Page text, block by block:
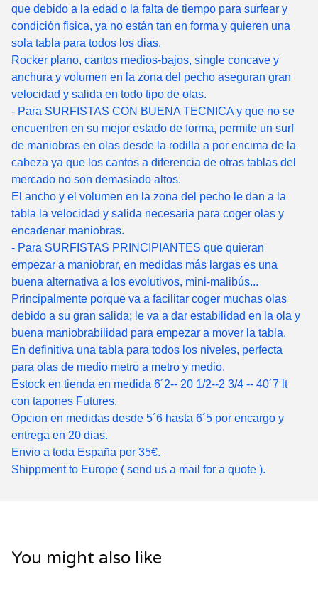
que debido a la edad o la falta de tiempo para surfear y
condición fisica, ya no están tan en forma y quieren una
sola tabla para todos los dias.
Rocker plano, cantos medios-bajos, single concave y
anchura y volumen en la zona del pecho aseguran gran
velocidad y salida en todo tipo de olas.
- Para SURFISTAS CON BUENA TECNICA y que no se
encuentren en su mejor estado de forma, permite un surf
de maniobras en olas desde la rodilla a por encima de la
cabeza ya que los cantos a diferencia de otras tablas del
mercado no son demasiado altos.
El ancho y el volumen en la zona del pecho le dan a la
tabla la velocidad y salida necesaria para coger olas y
encadenar maniobras.
- Para SURFISTAS PRINCIPIANTES que quieran
empezar a maniobrar, en medidas más largas es una
buena alternativa a los evolutivos, mini-malibús...
Principalmente porque va a facilitar coger muchas olas
debido a su gran salida; le va a dar estabilidad en la ola y
buena maniobrabilidad para empezar a mover la tabla.
En definitiva una tabla para todos los niveles, perfecta
para olas de medio metro a metro y medio.
Estock en tienda en medida 6´2-- 20 1/2--2 3/4 -- 40´7 lt
con tapones Futures.
Opcion en medidas desde 5´6 hasta 6´5 por encargo y
entrega en 20 dias.
Envio a toda España por 35€.
Shippment to Europe ( send us a mail for a quote ).
You might also like